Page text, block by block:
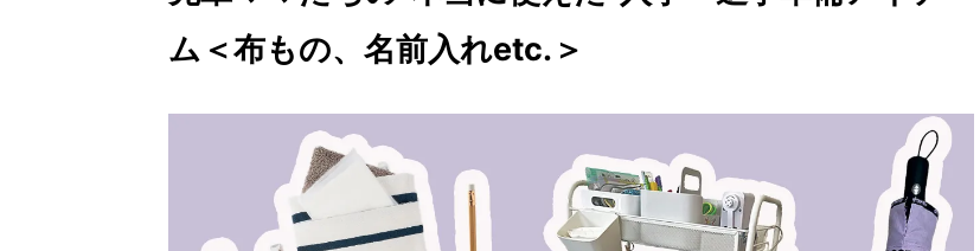
ム＜布もの、名前入れetc.＞